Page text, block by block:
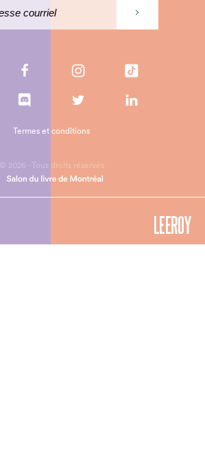
© 2026 - Tous droits réservés
Termes et conditions